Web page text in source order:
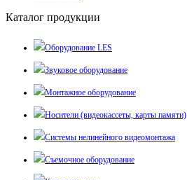
Каталог продукции
Оборудование LES
Звуковое оборудование
Монтажное оборудование
Носители (видеокассеты, карты памяти)
Системы нелинейного видеомонтажа
Съемочное оборудование